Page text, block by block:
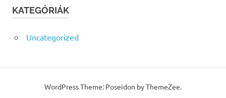
KATEGÓRIÁK
Uncategorized
WordPress Theme: Poseidon by ThemeZee.